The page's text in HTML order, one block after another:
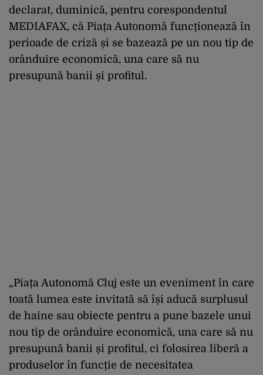
declarat, duminică, pentru corespondentul
MEDIAFAX, că Piața Autonomă funcționează în
perioade de criză și se bazează pe un nou tip de
orânduire economică, una care să nu
presupună banii și profitul.
„Piața Autonomă Cluj este un eveniment în care
toată lumea este invitată să își aducă surplusul
de haine sau obiecte pentru a pune bazele unui
nou tip de orânduire economică, una care să nu
presupună banii și profitul, ci folosirea liberă a
produselor în funcție de necesitatea